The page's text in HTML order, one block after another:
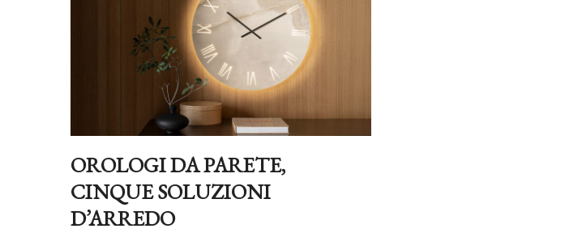
OROLOGI DA PARETE,
CINQUE SOLUZIONI
D’ARREDO